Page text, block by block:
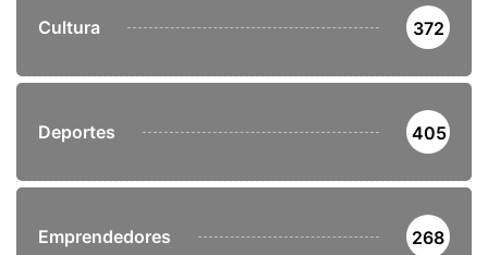
Cultura 372
Deportes 405
Emprendedores 268